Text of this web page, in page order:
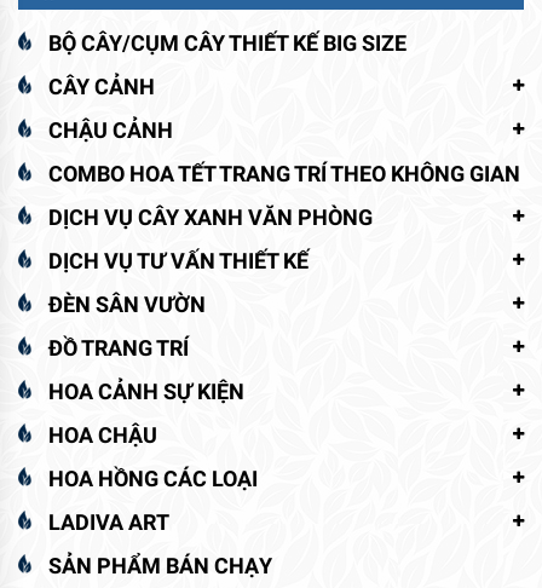
BỘ CÂY/CỤM CÂY THIẾT KẾ BIG SIZE
CÂY CẢNH
CHẬU CẢNH
COMBO HOA TẾT TRANG TRÍ THEO KHÔNG GIAN
DỊCH VỤ CÂY XANH VĂN PHÒNG
DỊCH VỤ TƯ VẤN THIẾT KẾ
ĐÈN SÂN VƯỜN
ĐỒ TRANG TRÍ
HOA CẢNH SỰ KIỆN
HOA CHẬU
HOA HỒNG CÁC LOẠI
LADIVA ART
SẢN PHẨM BÁN CHẠY